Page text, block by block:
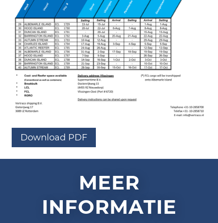
Download PDF
MEER
INFORMATIE